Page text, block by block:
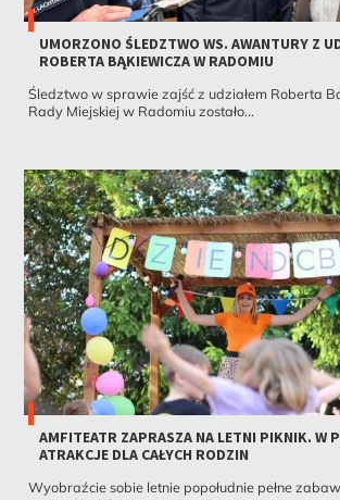
UMORZONO ŚLEDZTWO WS. AWANTURY Z
ROBERTA BĄKIEWICZA W RADOMIU
Śledztwo w sprawie zajść z udziałem Roberta
Rady Miejskiej w Radomiu zostało...
AMFITEATR ZAPRASZA NA LETNI PIKNIK. W
ATRAKCJE DLA CAŁYCH RODZIN
Wyobraźcie sobie letnie popołudnie pełne